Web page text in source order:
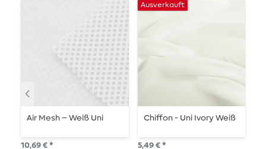
Air Mesh – Weiß Uni
10,69 € *
Ausverkauft
Chiffon - Uni Ivory Weiß
5,49 € *